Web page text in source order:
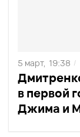
в первой
Джима и
5 март, 19:38 /